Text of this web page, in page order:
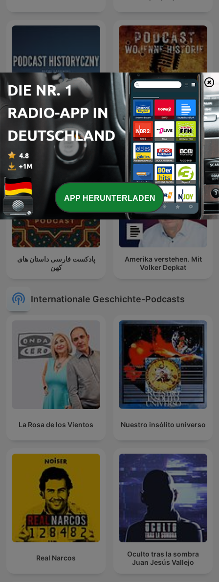
Podcast Historyczny Podcast Wojenne Historie
پادکست فارسی داستان های
کهن
Amerika verstehen. Mit
Volker Depkat
Internationale Geschichte-Podcasts
La Rosa de los Vientos Nuestro insólito universo
Real Narcos
Oculto tras la sombra
Juan Jesús Vallejo
APP HERUNTERLADEN